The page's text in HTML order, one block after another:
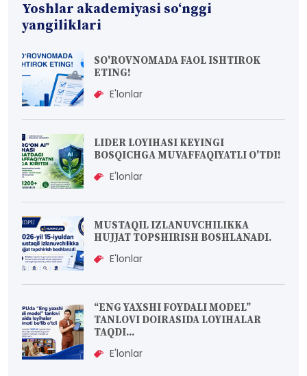
Yoshlar akademiyasi so‘nggi
yangiliklari
SO'ROVNOMADA FAOL ISHTIROK
ETING!
E'lonlar
LIDER LOYIHASI KEYINGI
BOSQICHGA MUVAFFAQIYATLI O'TDI!
E'lonlar
MUSTAQIL IZLANUVCHILIKKA
HUJJAT TOPSHIRISH BOSHLANADI.
E'lonlar
“ENG YAXSHI FOYDALI MODEL”
TANLOVI DOIRASIDA LOYIHALAR
TAQDI...
E'lonlar